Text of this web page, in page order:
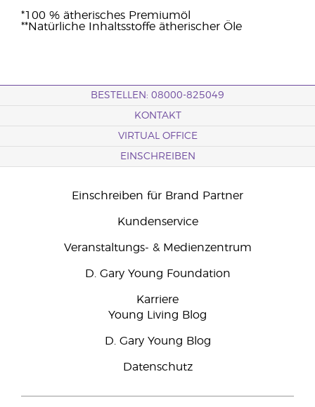
*100 % ätherisches Premiumöl
**Natürliche Inhaltsstoffe ätherischer Öle
BESTELLEN: 08000-825049
KONTAKT
VIRTUAL OFFICE
EINSCHREIBEN
Einschreiben für Brand Partner
Kundenservice
Veranstaltungs- & Medienzentrum
D. Gary Young Foundation
Karriere
Young Living Blog
D. Gary Young Blog
Datenschutz